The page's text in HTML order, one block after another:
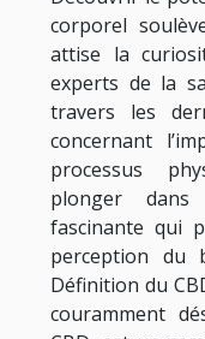
corporel
attise la
experts de la
travers les
concernant
processus
plonger dans
fascinante qui
perception du
Définition du
couramment